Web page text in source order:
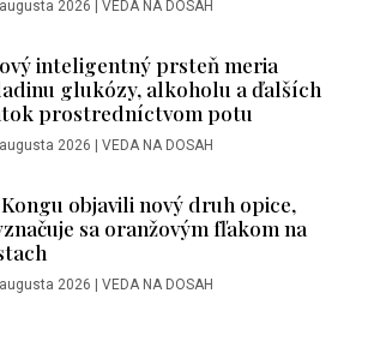
2026 VEDA NA DOSAH
inteligentný prsteň meria
glukózy, alkoholu a ďalších
prostredníctvom potu
2026 | VEDA NA DOSAH
objavili nový druh opice,
sa oranžovým fľakom na
2026 | VEDA NA DOSAH